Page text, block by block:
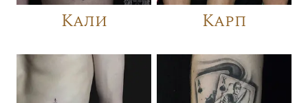
Кали Карп